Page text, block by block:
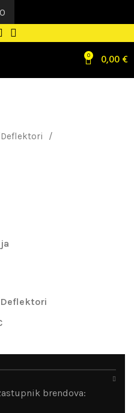
0 0,00€
brendova: